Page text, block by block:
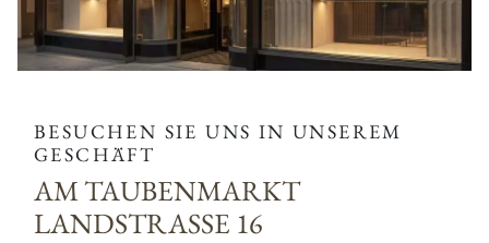
BESUCHEN SIE UNS IN UNSEREM
GESCHÄFT
AM TAUBENMARKT
LANDSTRASSE 16